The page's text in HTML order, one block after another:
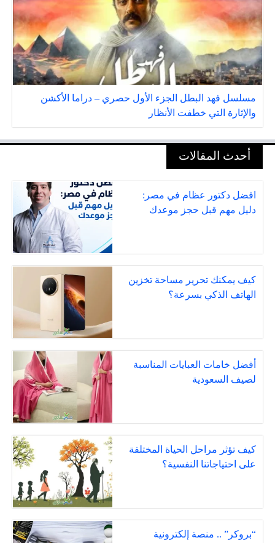
مسلسل فهد البطل الجزء الأول حصري – دراما الأكشن
والإثارة التي خطفت الأنظار
أحدث المقالات
افضل دكتور عظام في مصر:
دليل مهم قبل حجز موعدك
كيف يمكنك تحرير مساحة تخزين
الهاتف الذكي بسرعة؟
أفضل خامات العبايات المناسبة
لصيف السعودية
كيف تؤثر مراحل الحياة المختلفة
على احتياجاتنا النفسية؟
“بروكر” .. منصة إلكترونية